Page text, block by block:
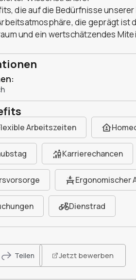
die auf die Bedürfnisse
die geprägt ist
und ein wertschätzendes
Arbeitszeiten
Karrierechancen
Ergonomischer
Dienstrad
Teilen Jetzt bewerben